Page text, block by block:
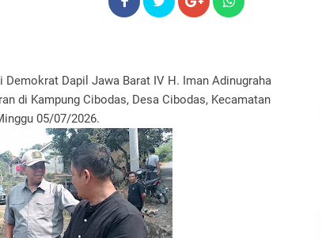
Dapil Jawa Barat IV H. Iman Adinugraha
di Kampung Cibodas, Desa Cibodas, Kecamatan
05/07/2026.